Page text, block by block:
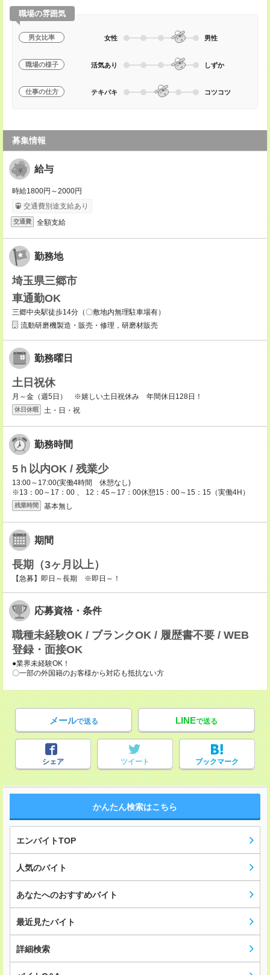
職場の雰囲気
男女比率 女性 男性
職場の様子 活気あり しずか
仕事の仕方 テキパキ コツコツ
募集情報
給与
時給1800円～2000円
交通費別途支給あり
交通費 全額支給
勤務地
埼玉県三郷市
車通勤OK
三郷中央駅徒歩14分（〇敷地内無理駐車場有）
流動研磨機製造・販売・修理，研磨材販売
勤務曜日
土日祝休
月～金（週5日） ※嬉しい土日祝休み 年間休日128日！
休日休暇 土・日・祝
勤務時間
5ｈ以内OK / 残業少
13:00～17:00(実働4時間 休憩なし)
※13：00～17：00 、 12：45～17：00休憩15：00～15：15（実働4H）
残業時間 基本無し
期間
長期（3ヶ月以上）
【急募】即日～長期 ※即日～！
応募資格・条件
職種未経験OK / ブランクOK / 履歴書不要 / WEB
登録・面接OK
●業界未経験OK！
〇一部の外国籍のお客様から対応も抵抗ない方
メールで送る LINEで送る
シェア ツイート ブックマーク
かんたん検索はこちら
エンバイトTOP
人気のバイト
あなたへのおすすめバイト
最近見たバイト
詳細検索